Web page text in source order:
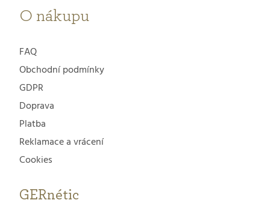
O nákupu
FAQ
Obchodní podmínky
GDPR
Doprava
Platba
Reklamace a vrácení
Cookies
GERnétic